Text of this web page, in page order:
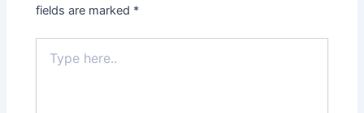
fields are marked *
here..